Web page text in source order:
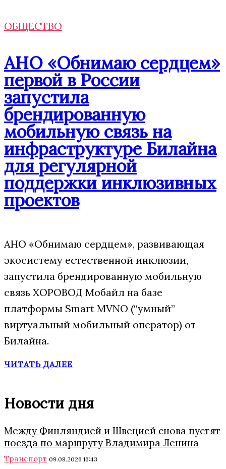
ОБЩЕСТВО
АНО «Обнимаю сердцем»
первой в России
запустила
брендированную
мобильную связь на
инфраструктуре Билайна
для регулярной
поддержки инклюзивных
проектов
АНО «Обнимаю сердцем», развивающая
экосистему естественной инклюзии,
запустила брендированную мобильную
связь ХОРОВОД Мобайл на базе
платформы Smart MVNO (“умный”
виртуальный мобильный оператор) от
Билайна.
ЧИТАТЬ ДАЛЕЕ
Новости дня
Между Финляндией и Швецией снова пустят
поезда по маршруту Владимира Ленина
Транспорт 09.08.2026 16:43